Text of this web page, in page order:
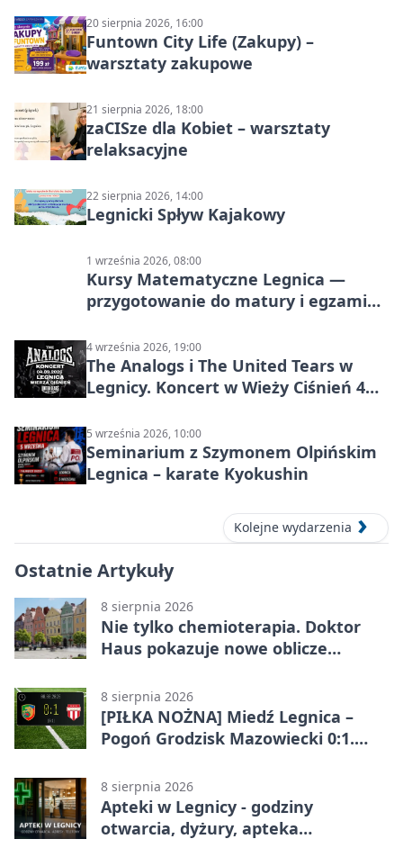
20 sierpnia 2026, 16:00
Funtown City Life (Zakupy) –
warsztaty zakupowe
21 sierpnia 2026, 18:00
zaCISze dla Kobiet – warsztaty
relaksacyjne
22 sierpnia 2026, 14:00
Legnicki Spływ Kajakowy
1 września 2026, 08:00
Kursy Matematyczne Legnica —
przygotowanie do matury i egzaminu
4 września 2026, 19:00
The Analogs i The United Tears w
Legnicy. Koncert w Wieży Ciśnień 4
5 września 2026, 10:00
Seminarium z Szymonem Olpińskim
Legnica – karate Kyokushin
Kolejne wydarzenia
Ostatnie Artykuły
8 sierpnia 2026
Nie tylko chemioterapia. Doktor
Haus pokazuje nowe oblicze
8 sierpnia 2026
[PIŁKA NOŻNA] Miedź Legnica –
Pogoń Grodzisk Mazowiecki 0:1.
meczu w Legnicy
8 sierpnia 2026
Apteki w Legnicy - godziny
otwarcia, dyżury, apteka